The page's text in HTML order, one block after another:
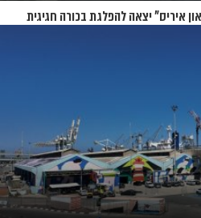
איריס" יצאה להפלגת בכורה חגיגית